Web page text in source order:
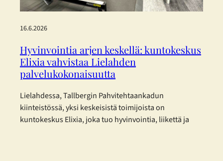
16.6.2026
Hyvinvointia arjen keskellä: kuntokeskus
Elixia vahvistaa Lielahden
palvelukokonaisuutta
Lielahdessa, Tallbergin Pahvitehtaankadun
kiinteistössä, yksi keskeisistä toimijoista on
kuntokeskus Elixia, joka tuo hyvinvointia, liikettä ja